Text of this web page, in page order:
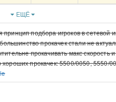
ЕЩЁ
подбора игроков в сетевой
прокачек стали не
прокачивать макс
прокачек: 5500/0050, 5550/